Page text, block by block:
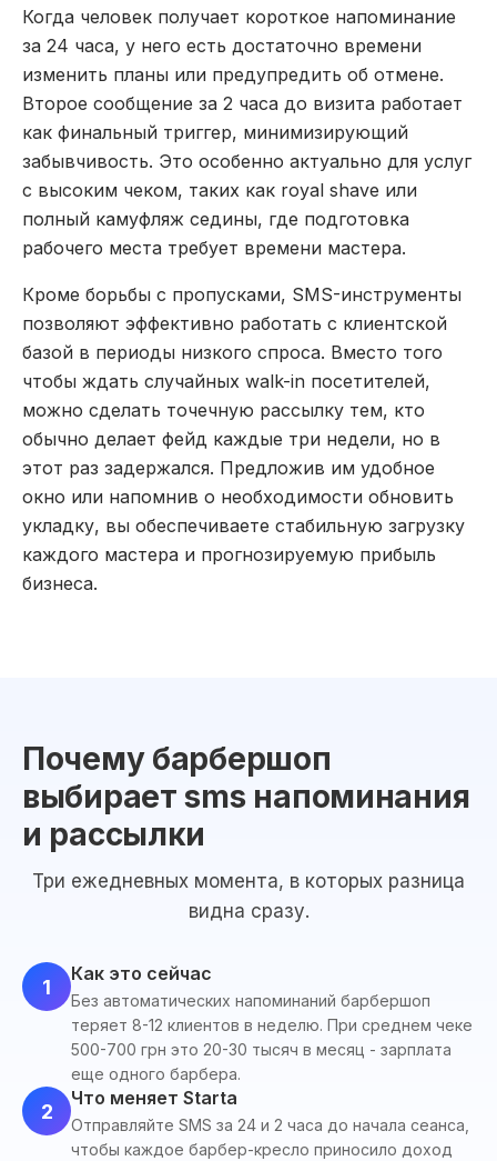
Когда человек получает короткое напоминание
за 24 часа, у него есть достаточно времени
изменить планы или предупредить об отмене.
Второе сообщение за 2 часа до визита работает
как финальный триггер, минимизирующий
забывчивость. Это особенно актуально для услуг
с высоким чеком, таких как royal shave или
полный камуфляж седины, где подготовка
рабочего места требует времени мастера.
Кроме борьбы с пропусками, SMS-инструменты
позволяют эффективно работать с клиентской
базой в периоды низкого спроса. Вместо того
чтобы ждать случайных walk-in посетителей,
можно сделать точечную рассылку тем, кто
обычно делает фейд каждые три недели, но в
этот раз задержался. Предложив им удобное
окно или напомнив о необходимости обновить
укладку, вы обеспечиваете стабильную загрузку
каждого мастера и прогнозируемую прибыль
бизнеса.
Почему барбершоп
выбирает sms напоминания
и рассылки
Три ежедневных момента, в которых разница
видна сразу.
1
Как это сейчас
Без автоматических напоминаний барбершоп
теряет 8-12 клиентов в неделю. При среднем чеке
500-700 грн это 20-30 тысяч в месяц - зарплата
еще одного барбера.
2
Что меняет Starta
Отправляйте SMS за 24 и 2 часа до начала сеанса,
чтобы каждое барбер-кресло приносило доход